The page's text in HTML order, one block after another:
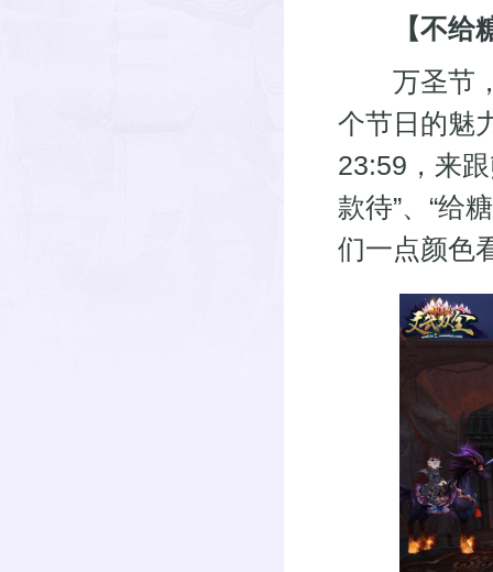
【不给
万圣节，
个节日的魅
23:59，来
款待”、“给
们一点颜色